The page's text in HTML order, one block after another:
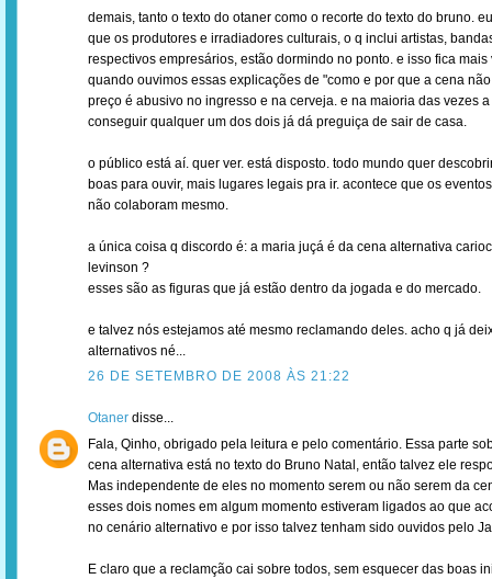
demais, tanto o texto do otaner como o recorte do texto do bruno.
que os produtores e irradiadores culturais, o q inclui artistas,
respectivos empresários, estão dormindo no ponto. e isso fica
quando ouvimos essas explicações de "como e por que a cena
preço é abusivo no ingresso e na cerveja. e na maioria das vezes
conseguir qualquer um dos dois já dá preguiça de sair de casa.
o público está aí. quer ver. está disposto. todo mundo quer
boas para ouvir, mais lugares legais pra ir. acontece que os
não colaboram mesmo.
a única coisa q discordo é: a maria juçá é da cena alternativa
levinson ?
esses são as figuras que já estão dentro da jogada e do mercado.
e talvez nós estejamos até mesmo reclamando deles. acho q já
alternativos né...
26 DE SETEMBRO DE 2008 ÀS 21:22
Otaner disse...
Fala, Qinho, obrigado pela leitura e pelo comentário. Essa parte
cena alternativa está no texto do Bruno Natal, então talvez ele
Mas independente de eles no momento serem ou não serem da
esses dois nomes em algum momento estiveram ligados ao que
no cenário alternativo e por isso talvez tenham sido ouvidos pelo
E claro que a reclamção cai sobre todos, sem esquecer das boas